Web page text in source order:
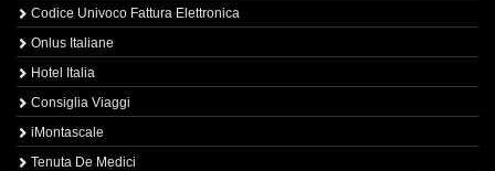
Codice Univoco Fattura Elettronica
Onlus Italiane
Hotel Italia
Consiglia Viaggi
iMontascale
Tenuta De Medici